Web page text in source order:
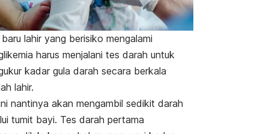
lahir yang berisiko mengalami
harus menjalani tes darah untuk
kadar gula darah secara berkala
lahir.
nantinya akan mengambil sedikit darah
tumit bayi. Tes darah pertama